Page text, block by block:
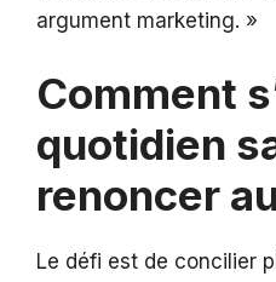
argument marketing. »
Comment
quotidien
renoncer
Le défi est de concilier